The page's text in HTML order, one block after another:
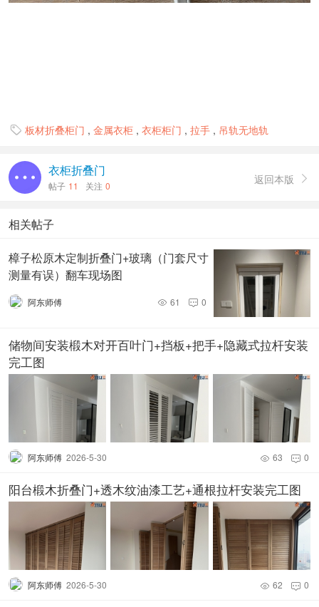
 板材折叠柜门 , 金属衣柜 , 衣柜柜门 , 拉手 , 吊轨无地轨
衣柜折叠门
帖子 11 关注 0 返回本版 
相关帖子
樟子松原木定制折叠门+玻璃（门套尺寸
测量有误）翻车现场图
阿东师傅  0
 61
储物间安装椴木对开百叶门+挡板+把手+隐藏式拉杆安装
完工图
阿东师傅 2026-5-30  0
 63
阳台椴木折叠门+透木纹油漆工艺+通根拉杆安装完工图
阿东师傅 2026-5-30  0
 62